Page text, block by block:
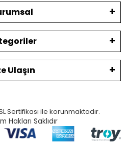
Ulaşın
Sertifikası ile korunmaktadır.
Hakları Saklıdır